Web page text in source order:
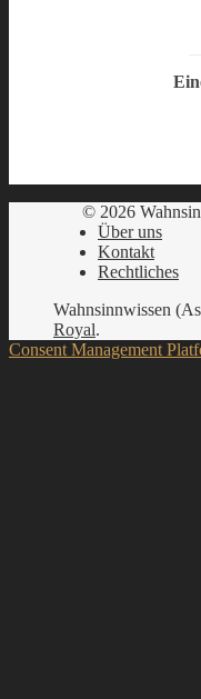
© 2026
Über uns
Kontakt
Rechtliches
Wahnsinnwissen
Royal.
Consent Management